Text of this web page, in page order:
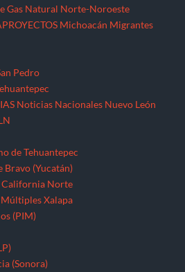
Gas Natural Norte-Noroeste
Michoacán Migrantes
Pedro
Noticias Nacionales Nuevo León
de Tehuantepec
Bravo (Yucatán)
California Norte
Xalapa
(PIM)
(Sonora)